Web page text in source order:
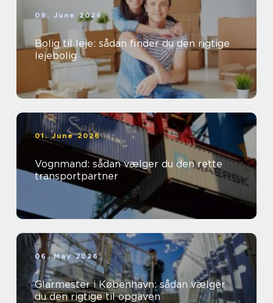
09. June 2026
Bolig til leje: sådan finder du den rigtige
lejebolig
01. June 2026
Vognmand: sådan vælger du den rette
transportpartner
06. May 2026
Glarmester i København: sådan vælger
du den rigtige til opgaven